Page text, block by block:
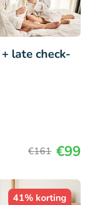
late check-
€161 €99
41% korting